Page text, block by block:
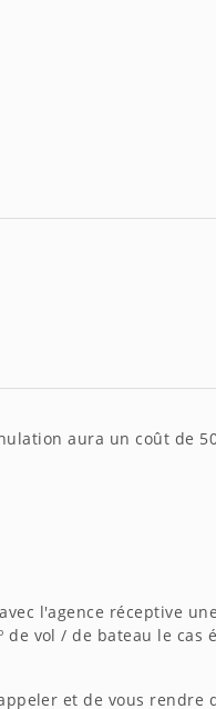
aura un coût de
l'agence réceptive
vol / de bateau le cas
et de vous rendre